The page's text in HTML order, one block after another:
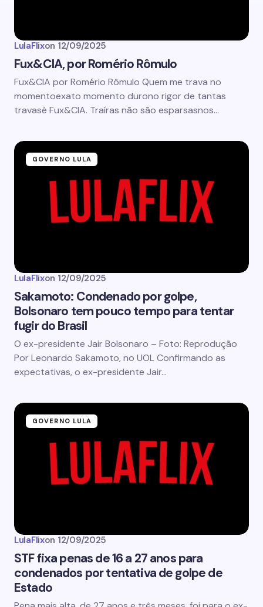
LulaFlixon 12/09/2025
Fux&CIA, por Romério Rômulo
Fux&CIA por Romério Rômulo Quem me trava no
momentoexato momento durono rigor de tantas
travasé Fux&CIA. Traíras não são esparsasnos…
GOVERNO LULA
LulaFlixon 12/09/2025
Sakamoto: Condenado por golpe,
Bolsonaro tem pouco tempo para tentar
fugir do Brasil
O ex-presidente Jair Bolsonaro – Foto: Reprodução
Por Leonardo Sakamoto, no UOL Confirmando as
expectativas, o ex-presidente Jair…
GOVERNO LULA
LulaFlixon 12/09/2025
STF fixa penas de 16 a 27 anos para
condenados por tentativa de golpe de
Estado